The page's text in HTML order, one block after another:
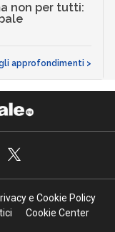
non per tutti:
approfondimenti >
e Cookie Policy
Cookie Center